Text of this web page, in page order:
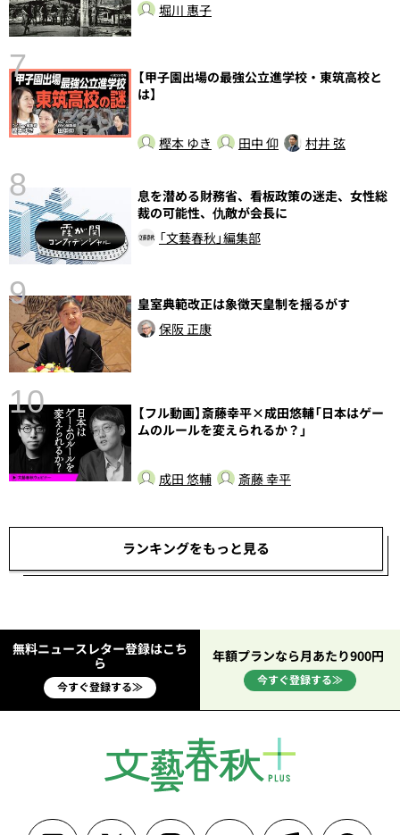
堀川 惠子
7
【甲子園出場の最強公立進学校・東筑高校と
は】
樫本 ゆき 田中 仰 村井 弦
8
息を潜める財務省、看板政策の迷走、女性総
裁の可能性、仇敵が会長に
「文藝春秋」編集部
9
皇室典範改正は象徴天皇制を揺るがす
保阪 正康
10
【フル動画】斎藤幸平×成田悠輔「日本はゲー
ムのルールを変えられるか？」
成田 悠輔 斎藤 幸平
ランキングをもっと見る
無料ニュースレター登録はこち
ら
今すぐ登録する≫
年額プランなら月あたり900円
今すぐ登録する≫